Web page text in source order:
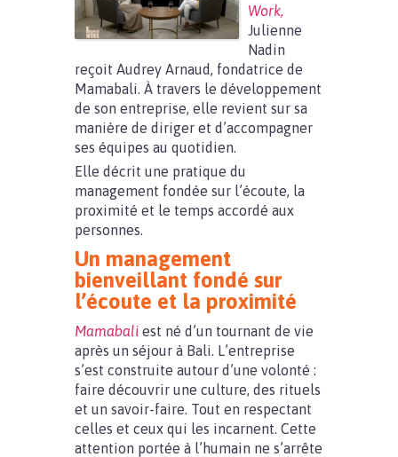
Work,
Julienne
Nadin
reçoit Audrey Arnaud, fondatrice de
Mamabali. À travers le développement
de son entreprise, elle revient sur sa
manière de diriger et d’accompagner
ses équipes au quotidien.
Elle décrit une pratique du
management fondée sur l’écoute, la
proximité et le temps accordé aux
personnes.
Un management
bienveillant fondé sur
l’écoute et la proximité
Mamabali est né d’un tournant de vie
après un séjour à Bali. L’entreprise
s’est construite autour d’une volonté :
faire découvrir une culture, des rituels
et un savoir-faire. Tout en respectant
celles et ceux qui les incarnent. Cette
attention portée à l’humain ne s’arrête